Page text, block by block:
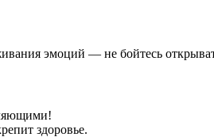
эмоций — не бойтесь
здоровье.